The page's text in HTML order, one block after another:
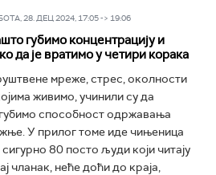
28. ДЕЦ 2024, 17:05 -> 19:06
губимо концентрацију и
да је вратимо у четири корака
мреже, стрес, околности
живимо, учинили су да
способност одржавања
У прилог томе иде чињеница
80 посто људи који читају
чланак, неће доћи до краја,